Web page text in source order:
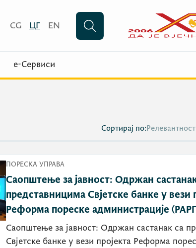
CG ЦГ EN
е-Сервиси
Сортирај по:
ПОРЕСКА УПРАВА
Саопштење за јавност: Одржан
представницима Свјетске банке у вези
Реформа пореске администрације
Саопштење за јавност: Одржан састанак са
Свјетске банке у вези пројекта Реформа